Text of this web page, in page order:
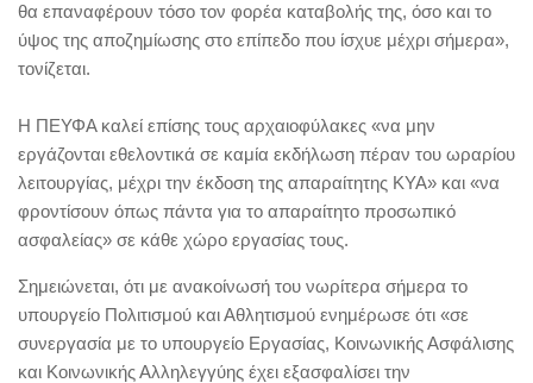
θα επαναφέρουν τόσο τον φορέα καταβολής της, όσο και το
ύψος της αποζημίωσης στο επίπεδο που ίσχυε μέχρι σήμερα»,
τονίζεται.
Η ΠΕΥΦΑ καλεί επίσης τους αρχαιοφύλακες «να μην
εργάζονται εθελοντικά σε καμία εκδήλωση πέραν του ωραρίου
λειτουργίας, μέχρι την έκδοση της απαραίτητης ΚΥΑ» και «να
φροντίσουν όπως πάντα για το απαραίτητο προσωπικό
ασφαλείας» σε κάθε χώρο εργασίας τους.
Σημειώνεται, ότι με ανακοίνωσή του νωρίτερα σήμερα το
υπουργείο Πολιτισμού και Αθλητισμού ενημέρωσε ότι «σε
συνεργασία με το υπουργείο Εργασίας, Κοινωνικής Ασφάλισης
και Κοινωνικής Αλληλεγγύης έχει εξασφαλίσει την